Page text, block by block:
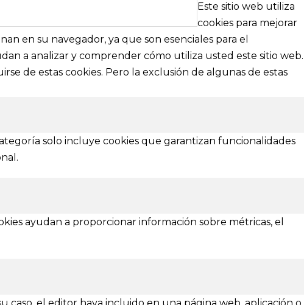
e información
Textos legales e información técnica sobre
nuestra web
Aviso Legal
Política de Privacidad
Este sitio web utiliza
cookies para mejorar
en su navegador, ya que son esenciales para el
a analizar y comprender cómo utiliza usted este sitio web.
de estas cookies. Pero la exclusión de algunas de estas
solo incluye cookies que garantizan funcionalidades
ayudan a proporcionar información sobre métricas, el